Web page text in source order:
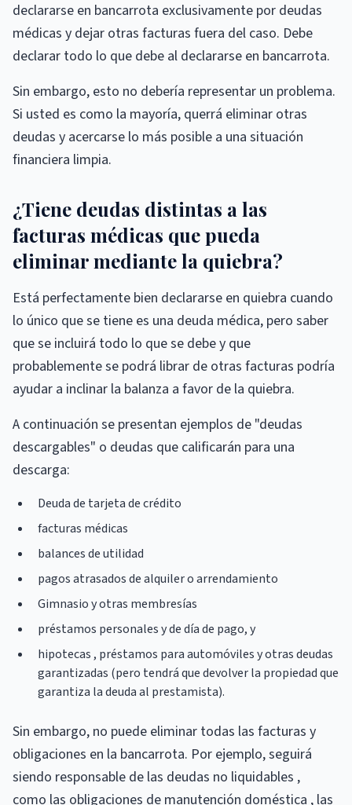
declararse en bancarrota exclusivamente por deudas
médicas y dejar otras facturas fuera del caso. Debe
declarar todo lo que debe al declararse en bancarrota.
Sin embargo, esto no debería representar un problema.
Si usted es como la mayoría, querrá eliminar otras
deudas y acercarse lo más posible a una situación
financiera limpia.
¿Tiene deudas distintas a las
facturas médicas que pueda
eliminar mediante la quiebra?
Está perfectamente bien declararse en quiebra cuando
lo único que se tiene es una deuda médica, pero saber
que se incluirá todo lo que se debe y que
probablemente se podrá librar de otras facturas podría
ayudar a inclinar la balanza a favor de la quiebra.
A continuación se presentan ejemplos de "deudas
descargables" o deudas que calificarán para una
descarga:
Deuda de tarjeta de crédito
facturas médicas
balances de utilidad
pagos atrasados ​​de alquiler o arrendamiento
Gimnasio y otras membresías
préstamos personales y de día de pago, y
hipotecas , préstamos para automóviles y otras deudas
garantizadas (pero tendrá que devolver la propiedad que
garantiza la deuda al prestamista).
Sin embargo, no puede eliminar todas las facturas y
obligaciones en la bancarrota. Por ejemplo, seguirá
siendo responsable de las deudas no liquidables ,
como las obligaciones de manutención doméstica , las